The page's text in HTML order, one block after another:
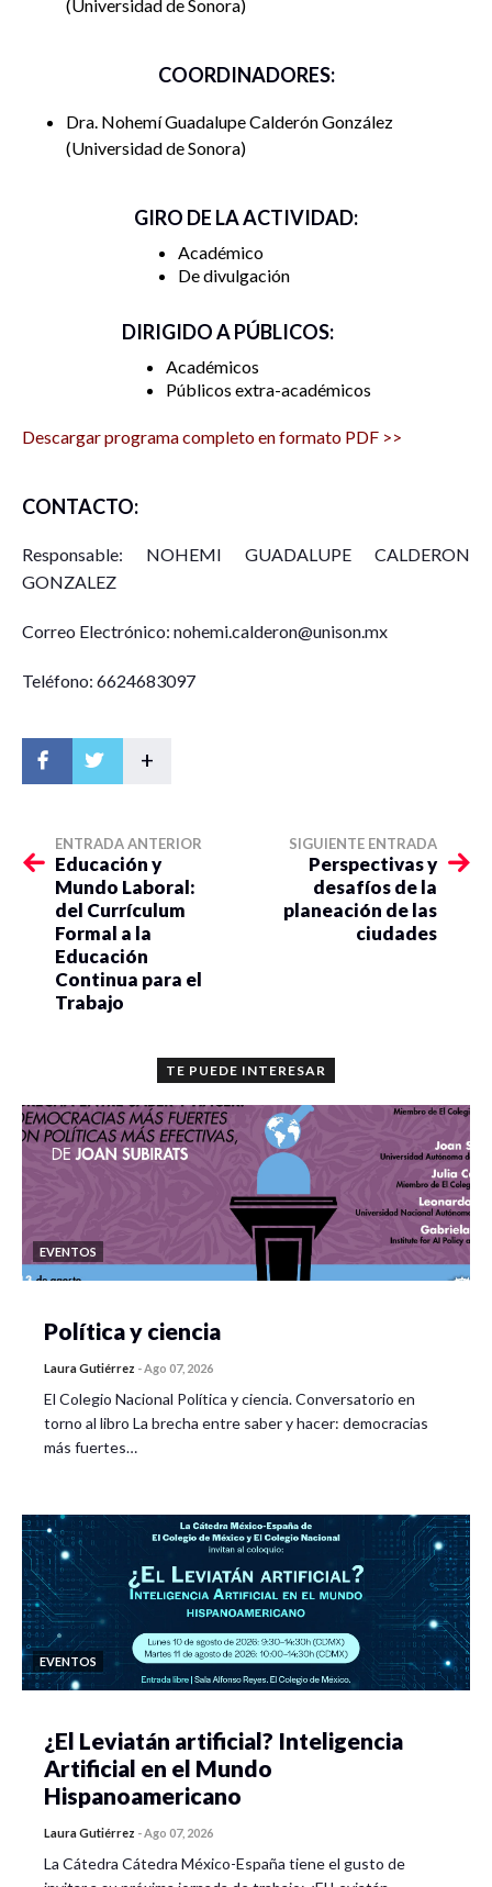
Universidad de Sonora
COORDINADORES:
Dra. Nohemí Guadalupe Calderón González
Universidad de Sonora
GIRO DE LA ACTIVIDAD:
Académico
De divulgación
DIRIGIDO A PÚBLICOS:
Académicos
Públicos extra-académicos
Descargar programa completo en formato PDF >>
CONTACTO:
Responsable: NOHEMI GUADALUPE CALDERON
GONZALEZ
Correo Electrónico: nohemi.calderon@unison.mx
Teléfono: 6624683097
+
ENTRADA ANTERIOR
Educación y
Mundo Laboral:
del Currículum
Formal a la
Educación
Continua para el
Trabajo
SIGUIENTE ENTRADA
Perspectivas y
desafíos de la
planeación de las
ciudades
TE PUEDE INTERESAR
EVENTOS
Política y ciencia
Laura Gutiérrez -Ago 07, 2026
El Colegio Nacional Política y ciencia. Conversatorio en
torno al libro La brecha entre saber y hacer: democracias
más fuertes…
EVENTOS
¿El Leviatán artificial? Inteligencia
Artificial en el Mundo
Hispanoamericano
Laura Gutiérrez -Ago 07, 2026
La Cátedra Cátedra México-España tiene el gusto de